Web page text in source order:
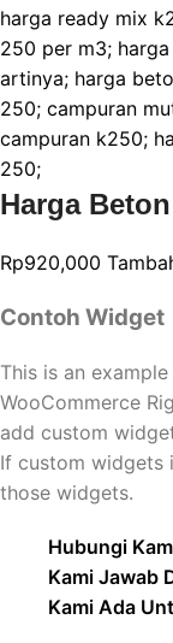
Harga
Rp920,000
Contoh Widget
This is an
WooCommerce
add custom
If custom widgets
those widgets.
Hubungi
Kami Jawab
Kami Ada